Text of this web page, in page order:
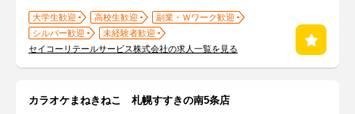
大学生歓迎 高校生歓迎
副業・Ｗワーク歓迎
シルバー歓迎
未経験者歓迎
セイコーリテールサービス株式会社の求人一覧を見る
カラオケまねきねこ 札幌すすきの南5条店